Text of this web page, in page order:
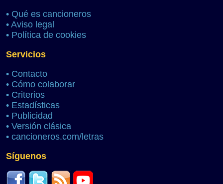
• Qué es cancioneros
• Aviso legal
• Política de cookies
Servicios
• Contacto
• Cómo colaborar
• Criterios
• Estadísticas
• Publicidad
• Versión clásica
• cancioneros.com/letras
Síguenos